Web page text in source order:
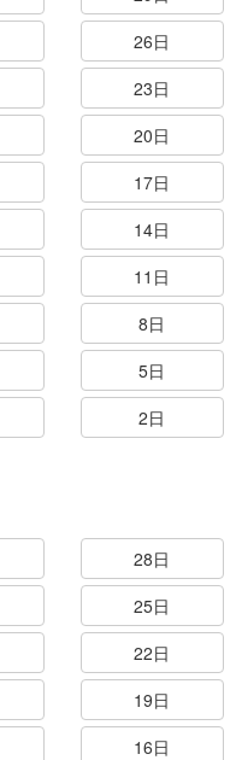
26日
23日
20日
17日
14日
11日
8日
5日
2日
28日
25日
22日
19日
16日